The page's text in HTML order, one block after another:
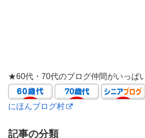
★60代・70代のブログ仲間がいっぱ
にほんブログ村
記事の分類